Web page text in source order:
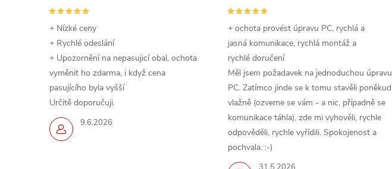
9.6.2026
+ Nízké ceny
+ Rychlé odeslání
+ Upozornění na nepasujicí obal, ochota
vyměnit ho zdarma, i když cena
pasujícího byla vyšší
Určitě doporučuji.
+ ochota provést úpravu PC, rychlá a
jasná komunikace, rychlá montáž a
rychlé doručení
Měl jsem požadavek na jednoduchou úpravu
PC. Zatímco jinde se k tomu stavěli poněkud
vlažně (ozveme se vám - a nic, případně se
komunikace táhla), zde mi vyhověli, rychle
odpověděli, rychle vyřídili. Spokojenost a
pochvala. :-)